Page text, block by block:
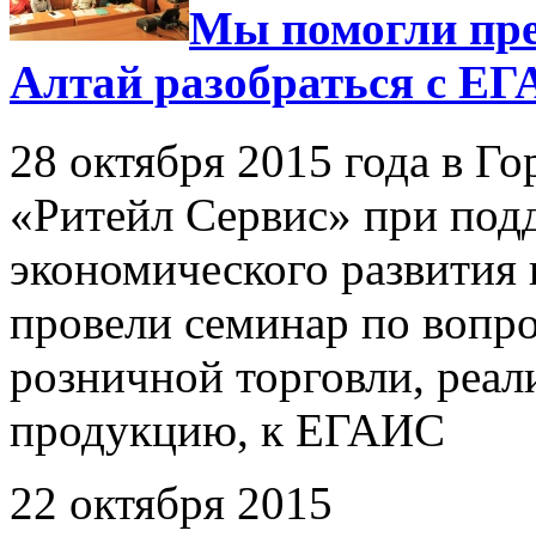
Мы помогли
Алтай разобраться с
28 октября 2015 года в
«Ритейл Сервис» при
экономического
провели семинар по
розничной торговли,
продукцию, к ЕГАИС
22 октября 2015